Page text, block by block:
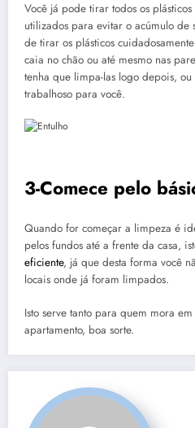
Você já pode tirar todos os
utilizados para evitar o acúmulo de
de tirar os plásticos
caia no chão ou até mesmo nas
tenha que limpa-las logo depois,
trabalhoso para você.
3-Comece pelo
Quando for começar a limpeza é
pelos fundos até a frente da casa,
eficiente, já que desta forma você
locais onde já foram limpados.
Isto serve tanto para quem mora
apartamento, boa sorte.